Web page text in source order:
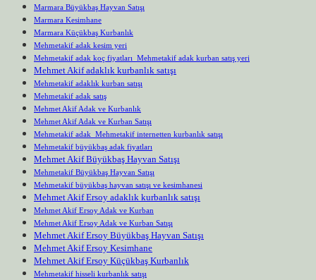
Marmara Büyükbaş Hayvan Satışı
Marmara Kesimhane
Marmara Küçükbaş Kurbanlık
Mehmetakif adak kesim yeri
Mehmetakif adak koç fiyatları Mehmetakif adak kurban satış yeri
Mehmet Akif adaklık kurbanlık satışı
Mehmetakif adaklık kurban satışı
Mehmetakif adak satış
Mehmet Akif Adak ve Kurbanlık
Mehmet Akif Adak ve Kurban Satışı
Mehmetakif adak Mehmetakif internetten kurbanlık satışı
Mehmetakif büyükbaş adak fiyatları
Mehmet Akif Büyükbaş Hayvan Satışı
Mehmetakif Büyükbaş Hayvan Satışı
Mehmetakif büyükbaş hayvan satışı ve kesimhanesi
Mehmet Akif Ersoy adaklık kurbanlık satışı
Mehmet Akif Ersoy Adak ve Kurban
Mehmet Akif Ersoy Adak ve Kurban Satışı
Mehmet Akif Ersoy Büyükbaş Hayvan Satışı
Mehmet Akif Ersoy Kesimhane
Mehmet Akif Ersoy Küçükbaş Kurbanlık
Mehmetakif hisseli kurbanlık satışı